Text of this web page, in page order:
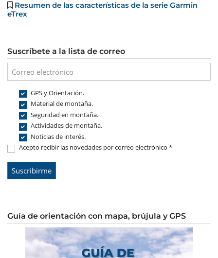
Resumen de las características de la serie Garmin
eTrex
Suscríbete a la lista de correo
GPS y Orientación.
Material de montaña.
Seguridad en montaña.
Actividades de montaña.
Noticias de interés.
Acepto recibir las novedades por correo electrónico *
Guía de orientación con mapa, brújula y GPS